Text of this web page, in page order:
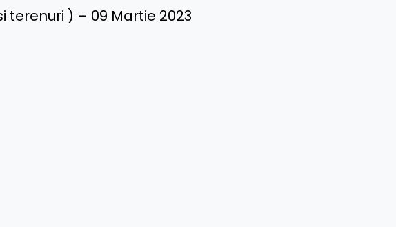
terenuri ) – 09 Martie 2023